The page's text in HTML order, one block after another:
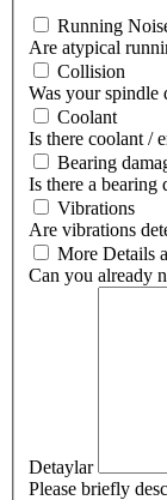
Running
Are atypical
Collision
Was your spindle
Coolant
Is there coolant /
Bearing
Is there a bearing
Vibrations
Are vibrations
More Details
Can you already
Detaylar
Please briefly